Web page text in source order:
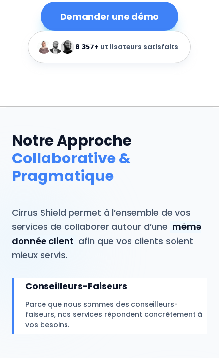
Demander une démo
8 357+ utilisateurs satisfaits
Notre Approche
Collaborative &
Pragmatique
Cirrus Shield permet à l’ensemble de vos
services de collaborer autour d’une même
donnée client afin que vos clients soient
mieux servis.
Conseilleurs-Faiseurs
Parce que nous sommes des conseilleurs-
faiseurs, nos services répondent concrètement à
vos besoins.